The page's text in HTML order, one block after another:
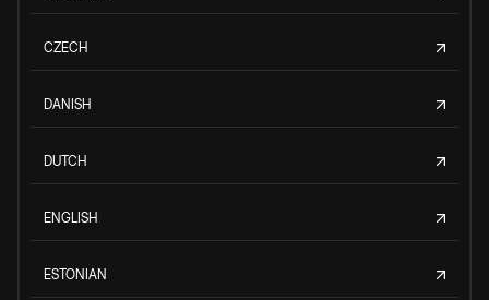
CZECH
DANISH
DUTCH
ENGLISH
ESTONIAN